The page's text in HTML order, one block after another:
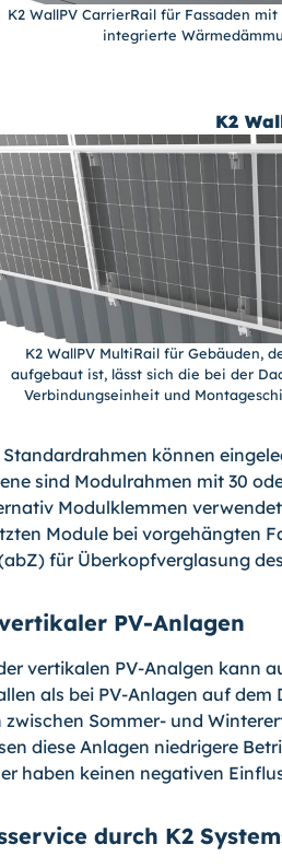
K2 WallPV CarrierRail für Fassaden
integrierte
K2
K2 WallPV MultiRail für Gebäuden,
aufgebaut ist, lässt sich die bei der
Verbindungseinheit und
können
sind Modulrahmen mit 30
Modulklemmen
Module bei vorgehängten
für Überkopfverglasung
PV-Anlagen
vertikalen PV-Analgen kann
als bei PV-Anlagen auf
Sommer- und
diese Anlagen niedrigere
haben keinen negativen
durch K2